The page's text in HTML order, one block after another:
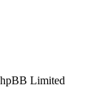
Limited